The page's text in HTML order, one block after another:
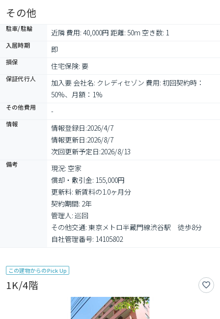
その他
駐車/駐輪 近隣 費用: 40,000円 距離: 50m 空き数: 1
入居時期 即
損保 住宅保険: 要
保証代行人
加入要 会社名: クレディセゾン 費用: 初回契約時：
50%、月額：1%
その他費用 -
情報 情報登録日:2026/4/7
情報更新日:2026/8/7
次回更新予定日:2026/8/13
備考
現況: 空家
償却・敷引金: 155,000円
更新料: 新賃料の1.0ヶ月分
契約期間: 2年
管理人: 巡回
その他交通: 東京メトロ半蔵門線渋谷駅　徒歩8分
自社管理番号: 14105802
この建物からのPick Up
1K/4階